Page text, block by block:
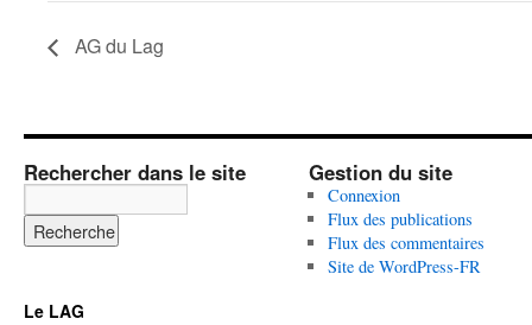
AG du Lag
Rechercher dans le site Gestion du site
Connexion
Flux des publications
Flux des commentaires
Site de WordPress-FR
Le LAG